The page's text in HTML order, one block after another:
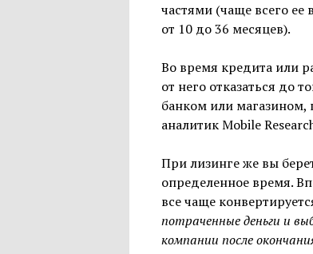
частями (чаще всего ее
от 10 до 36 месяцев).
Во время кредита или
от него отказаться до
банком или
аналитик Mobile
При лизинге же вы
определенное время.
все чаще
потраченные деньги и
компании после